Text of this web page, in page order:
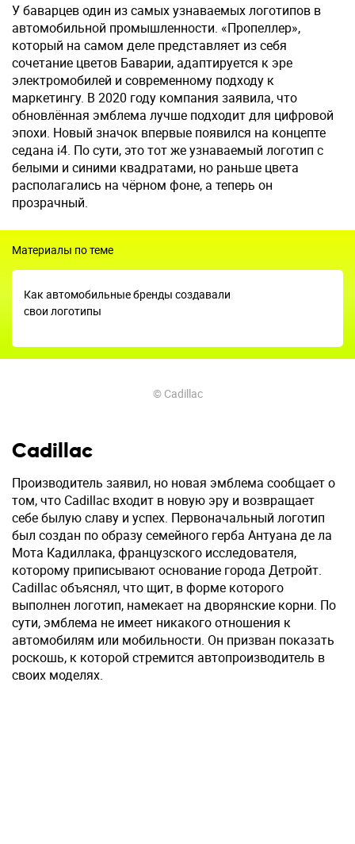
У баварцев один из самых узнаваемых логотипов в
автомобильной промышленности. «Пропеллер»,
который на самом деле представляет из себя
сочетание цветов Баварии, адаптируется к эре
электромобилей и современному подходу к
маркетингу. В 2020 году компания заявила, что
обновлённая эмблема лучше подходит для цифровой
эпохи. Новый значок впервые появился на концепте
седана i4. По сути, это тот же узнаваемый логотип с
белыми и синими квадратами, но раньше цвета
располагались на чёрном фоне, а теперь он
прозрачный.
Материалы по теме
Как автомобильные бренды создавали
свои логотипы
© Cadillac
Cadillac
Производитель заявил, но новая эмблема сообщает о
том, что Cadillac входит в новую эру и возвращает
себе былую славу и успех. Первоначальный логотип
был создан по образу семейного герба Антуана де ла
Мота Кадиллака, французского исследователя,
которому приписывают основание города Детройт.
Cadillac объяснял, что щит, в форме которого
выполнен логотип, намекает на дворянские корни. По
сути, эмблема не имеет никакого отношения к
автомобилям или мобильности. Он призван показать
роскошь, к которой стремится автопроизводитель в
своих моделях.